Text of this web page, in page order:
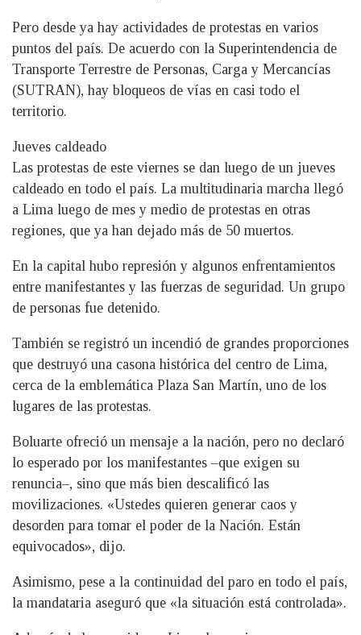
Pero desde ya hay actividades de protestas en varios
puntos del país. De acuerdo con la Superintendencia de
Transporte Terrestre de Personas, Carga y Mercancías
(SUTRAN), hay bloqueos de vías en casi todo el
territorio.
Jueves caldeado
Las protestas de este viernes se dan luego de un jueves
caldeado en todo el país. La multitudinaria marcha llegó
a Lima luego de mes y medio de protestas en otras
regiones, que ya han dejado más de 50 muertos.
En la capital hubo represión y algunos enfrentamientos
entre manifestantes y las fuerzas de seguridad. Un grupo
de personas fue detenido.
También se registró un incendió de grandes proporciones
que destruyó una casona histórica del centro de Lima,
cerca de la emblemática Plaza San Martín, uno de los
lugares de las protestas.
Boluarte ofreció un mensaje a la nación, pero no declaró
lo esperado por los manifestantes –que exigen su
renuncia–, sino que más bien descalificó las
movilizaciones. «Ustedes quieren generar caos y
desorden para tomar el poder de la Nación. Están
equivocados», dijo.
Asimismo, pese a la continuidad del paro en todo el país,
la mandataria aseguró que «la situación está controlada».